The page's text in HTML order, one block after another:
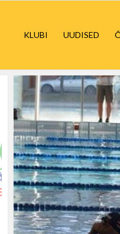
KLUBI UUDISED